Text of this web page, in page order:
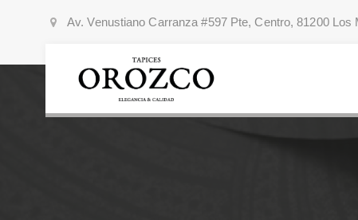
Av. Venustiano Carranza #597 Pte, Centro, 81200 Los